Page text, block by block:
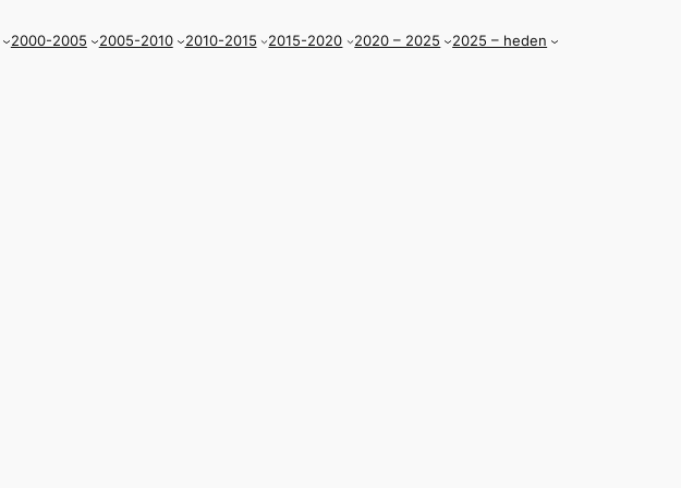
2000-2005 2005-2010 2010-2015 2015-2020 2020 – 2025 2025 – heden